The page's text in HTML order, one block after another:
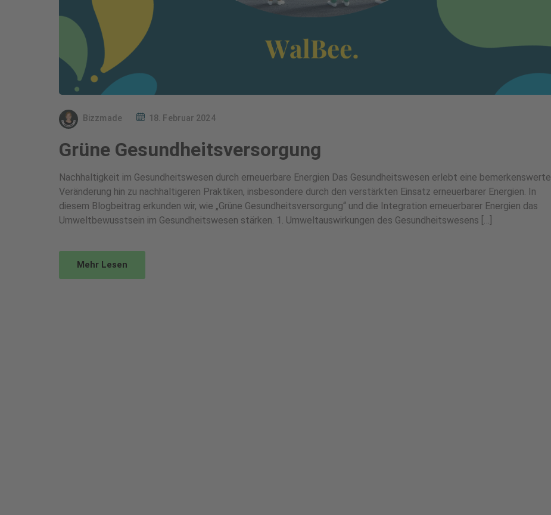
Bizzmade 18. Februar 2024
Grüne Gesundheitsversorgung
Nachhaltigkeit im Gesundheitswesen durch erneuerbare Energien Das Gesundheitswesen erlebt eine bemerkenswerte
Veränderung hin zu nachhaltigeren Praktiken, insbesondere durch den verstärkten Einsatz erneuerbarer Energien. In
diesem Blogbeitrag erkunden wir, wie „Grüne Gesundheitsversorgung“ und die Integration erneuerbarer Energien das
Umweltbewusstsein im Gesundheitswesen stärken. 1. Umweltauswirkungen des Gesundheitswesens […]
Mehr Lesen